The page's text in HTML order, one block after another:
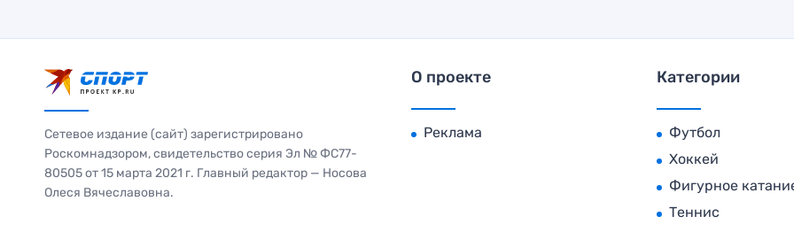
Сетевое издание (сайт) зарегистрировано
Роскомнадзором, свидетельство серия Эл № ФС77-
80505 от 15 марта 2021 г. Главный редактор — Носова
Олеся Вячеславовна.
О проекте
Реклама
Категории
Футбол
Хоккей
Фигурное
Теннис